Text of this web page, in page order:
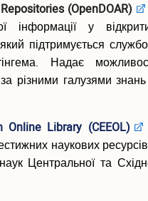
(OpenDOAR)
інформації у
підтримується
Надає
різними галузями
Library (CEEOL)
наукових
Центральної та